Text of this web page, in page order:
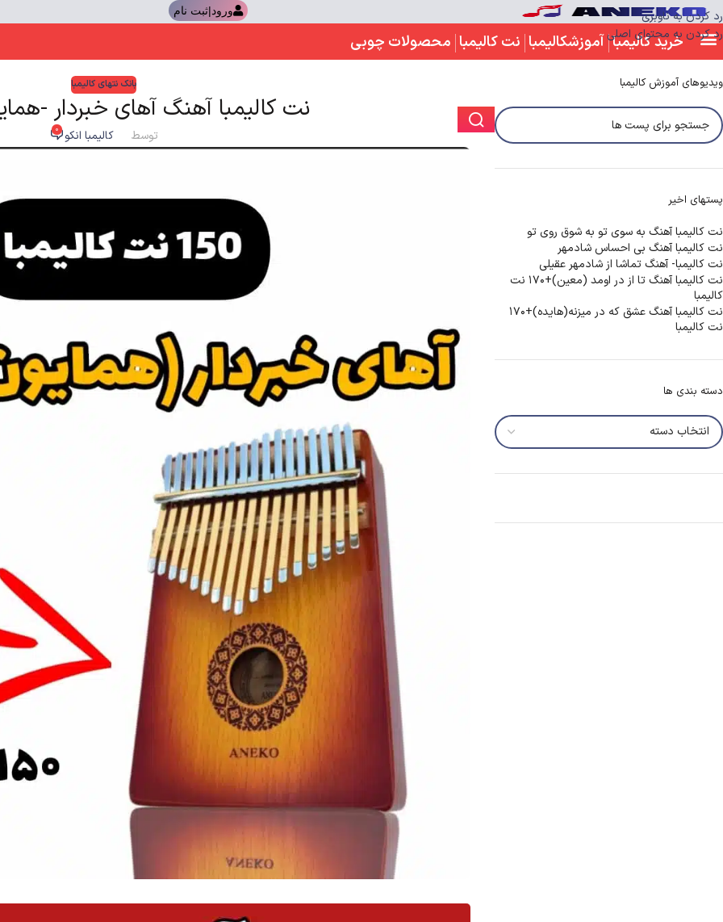
رد کردن به ناوبری
رد کردن به محتوای اصلی
ورود|ثبت نام
خرید کالیمبا آموزشکالیمبا نت کالیمبا محصولات چوبی
ویدیوهای آموزش کالیمبا
پستهای اخیر
نت کالیمبا آهنگ به سوی تو به شوق روی تو
نت کالیمبا آهنگ بی احساس شادمهر
نت کالیمبا- آهنگ تماشا از شادمهر عقیلی
نت کالیمبا آهنگ تا از در اومد (معین)+170 نت
کالیمبا
نت کالیمبا آهنگ عشق که در میزنه(هایده)+170
نت کالیمبا
دسته بندی ها
بانک نتهای کالیمبا
نت کالیمبا آهنگ آهای خبردار -
توسط کالیمبا انکو 0